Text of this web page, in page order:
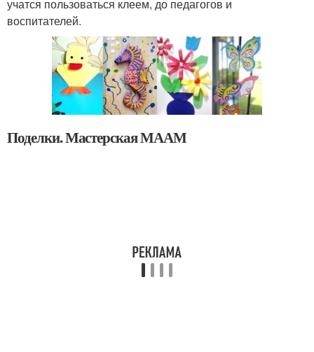
учатся пользоваться клеем, до педагогов и
воспитателей.
Поделки. Мастерская МААМ